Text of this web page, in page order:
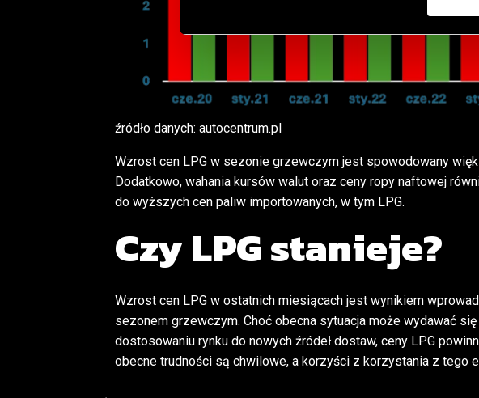
źródło danych: autocentrum.pl
Wzrost cen LPG w sezonie grzewczym jest spowodowany
Dodatkowo, wahania kursów walut oraz ceny ropy naftowej
do wyższych cen paliw importowanych, w tym LPG.
Czy LPG stanieje?
Wzrost cen LPG w ostatnich miesiącach jest wynikiem
sezonem grzewczym. Choć obecna sytuacja może wydawać
dostosowaniu rynku do nowych źródeł dostaw, ceny LPG
obecne trudności są chwilowe, a korzyści z korzystania z tego